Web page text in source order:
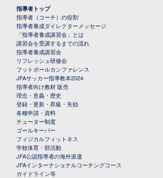
指導者トップ
指導者（コーチ）の役割
指導者養成ダイレクターメッセージ
「指導者養成講習会」とは
講習会を受講するまでの流れ
指導者養成講習会
リフレッシュ研修会
フットボールカンファレンス
JFAサッカー指導教本2024
指導者向け教材 販売
理念・意義・歴史
登録・更新・昇級・失効
各種申請・資料
チューター制度
ゴールキーパー
フィジカルフィットネス
学校体育・部活動
JFA公認指導者の海外派遣
JFAインターナショナルコーチングコース
ガイドライン等